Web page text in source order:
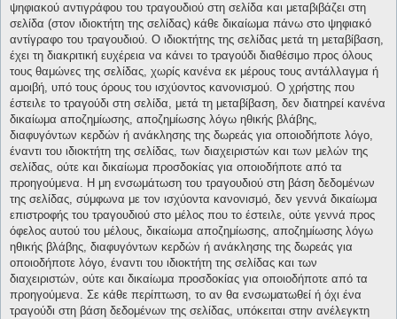
ψηφιακού αντιγράφου του τραγουδιού στη σελίδα και μεταβιβάζει στη
σελίδα (στον ιδιοκτήτη της σελίδας) κάθε δικαίωμα πάνω στο ψηφιακό
αντίγραφο του τραγουδιού. Ο ιδιοκτήτης της σελίδας μετά τη μεταβίβαση,
έχει τη διακριτική ευχέρεια να κάνει το τραγούδι διαθέσιμο προς όλους
τους θαμώνες της σελίδας, χωρίς κανένα εκ μέρους τους αντάλλαγμα ή
αμοιβή, υπό τους όρους του ισχύοντος κανονισμού. Ο χρήστης που
έστειλε το τραγούδι στη σελίδα, μετά τη μεταβίβαση, δεν διατηρεί κανένα
δικαίωμα αποζημίωσης, αποζημίωσης λόγω ηθικής βλάβης,
διαφυγόντων κερδών ή ανάκλησης της δωρεάς για οποιοδήποτε λόγο,
έναντι του ιδιοκτήτη της σελίδας, των διαχειριστών και των μελών της
σελίδας, ούτε και δικαίωμα προσδοκίας για οποιοδήποτε από τα
προηγούμενα. Η μη ενσωμάτωση του τραγουδιού στη βάση δεδομένων
της σελίδας, σύμφωνα με τον ισχύοντα κανονισμό, δεν γεννά δικαίωμα
επιστροφής του τραγουδιού στο μέλος που το έστειλε, ούτε γεννά προς
όφελος αυτού του μέλους, δικαίωμα αποζημίωσης, αποζημίωσης λόγω
ηθικής βλάβης, διαφυγόντων κερδών ή ανάκλησης της δωρεάς για
οποιοδήποτε λόγο, έναντι του ιδιοκτήτη της σελίδας και των
διαχειριστών, ούτε και δικαίωμα προσδοκίας για οποιοδήποτε από τα
προηγούμενα. Σε κάθε περίπτωση, το αν θα ενσωματωθεί ή όχι ένα
τραγούδι στη βάση δεδομένων της σελίδας, υπόκειται στην ανέλεγκτη